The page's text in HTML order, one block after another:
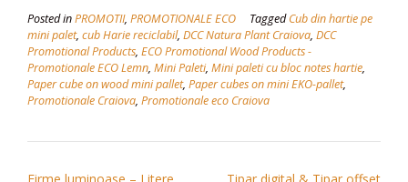
Posted inPROMOTII, PROMOTIONALE ECO TaggedCub din hartie pe
mini palet, cub Harie reciclabil, DCC Natura Plant Craiova, DCC
Promotional Products, ECO Promotional Wood Products -
Promotionale ECO Lemn, Mini Paleti, Mini paleti cu bloc notes hartie,
Paper cube on wood mini pallet, Paper cubes on mini EKO-pallet,
Promotionale Craiova, Promotionale eco Craiova